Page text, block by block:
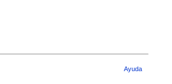
Ayuda